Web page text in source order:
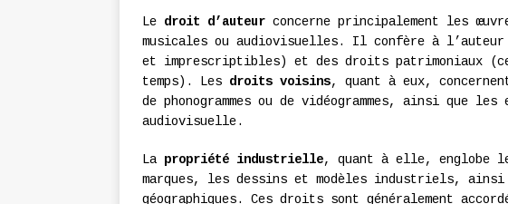
Le droit d’auteur concerne principalement les
musicales ou audiovisuelles. Il confère à
et imprescriptibles) et des droits patrimoniaux
temps). Les droits voisins, quant à eux,
de phonogrammes ou de vidéogrammes, ainsi que
audiovisuelle.
La propriété industrielle, quant à elle, englobe
marques, les dessins et modèles industriels,
géographiques. Ces droits sont généralement